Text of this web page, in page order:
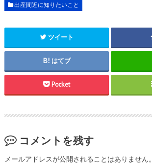
出産間近に知りたいこと
ツイート
はてブ
Pocket
コメントを残す
メールアドレスが公開されることはありません。